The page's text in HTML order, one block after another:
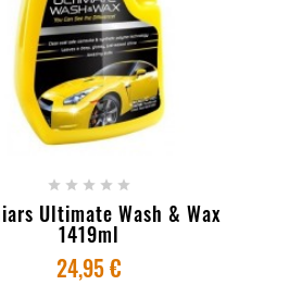
AO CARRINHO
    
Ultimate Wash & Wax
1419ml
24,95 €